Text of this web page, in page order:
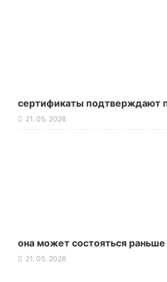
сертификаты подтверждают
21. 05. 2026
она может состояться
21. 05. 2026